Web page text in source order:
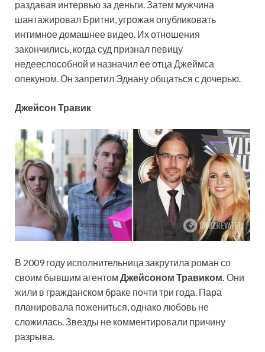
раздавая интервью за деньги. Затем мужчина
шантажировал Бритни, угрожая опубликовать
интимное домашнее видео. Их отношения
закончились, когда суд признал певицу
недееспособной и назначил ее отца Джеймса
опекуном. Он запретил Эднану общаться с дочерью.
Джейсон Травик
В 2009 году исполнительница закрутила роман со
своим бывшим агентом Джейсоном Травиком. Они
жили в гражданском браке почти три года. Пара
планировала пожениться, однако любовь не
сложилась. Звезды не комментировали причину
разрыва.